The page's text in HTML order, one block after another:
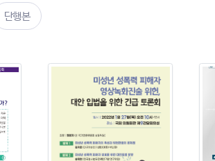
함께 고민하기
담 통계
단행본